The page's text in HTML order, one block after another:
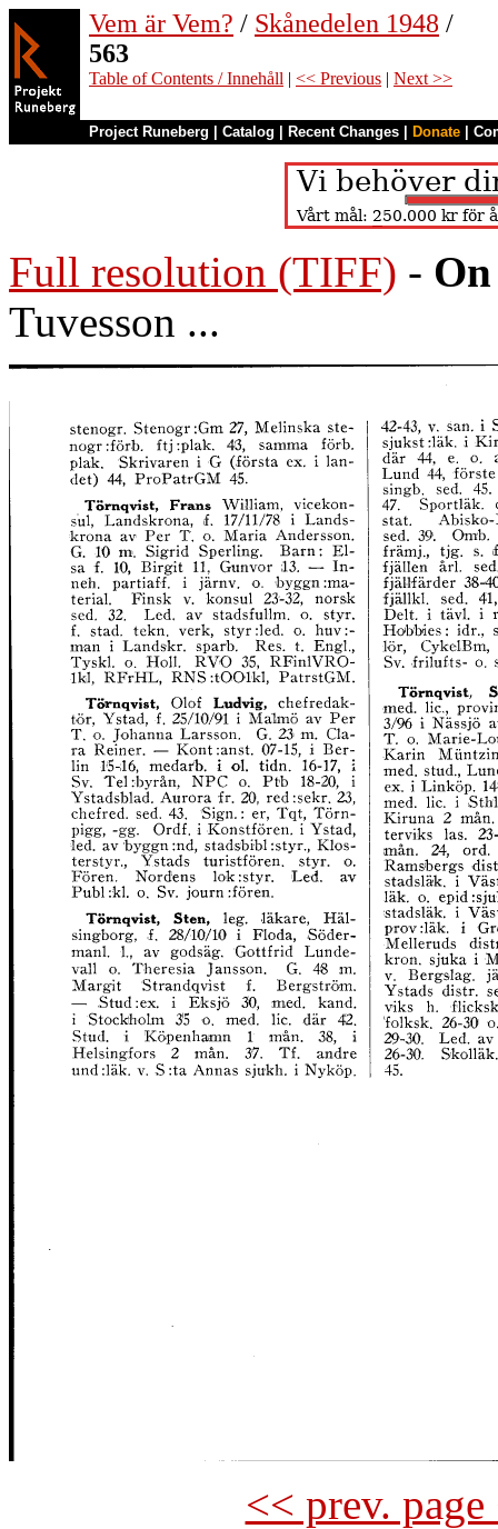
Vem är Vem? / Skånedelen 1948 /
563
Table of Contents / Innehåll | << Previous | Next >>
Project Runeberg Catalog Recent Changes Donate
Full resolution (TIFF) -
Tuvesson ...
<< prev.